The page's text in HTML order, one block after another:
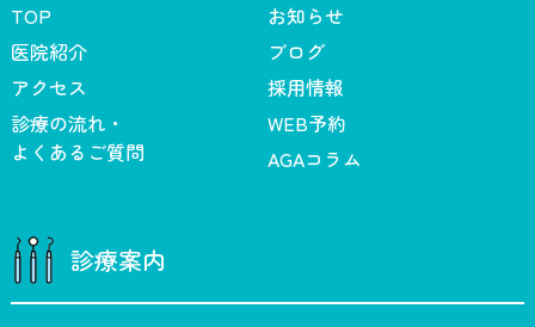
TOP
医院紹介
アクセス
診療の流れ・
よくあるご質問
お知らせ
ブログ
採用情報
WEB予約
AGAコラム
診療案内